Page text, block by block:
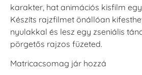
karakter, hat animációs kisfilm
Készíts rajzfilmet önállóan
nyulakkal és lesz egy zseniális
pörgetős rajzos füzeted.
Matricacsomag jár hozzá